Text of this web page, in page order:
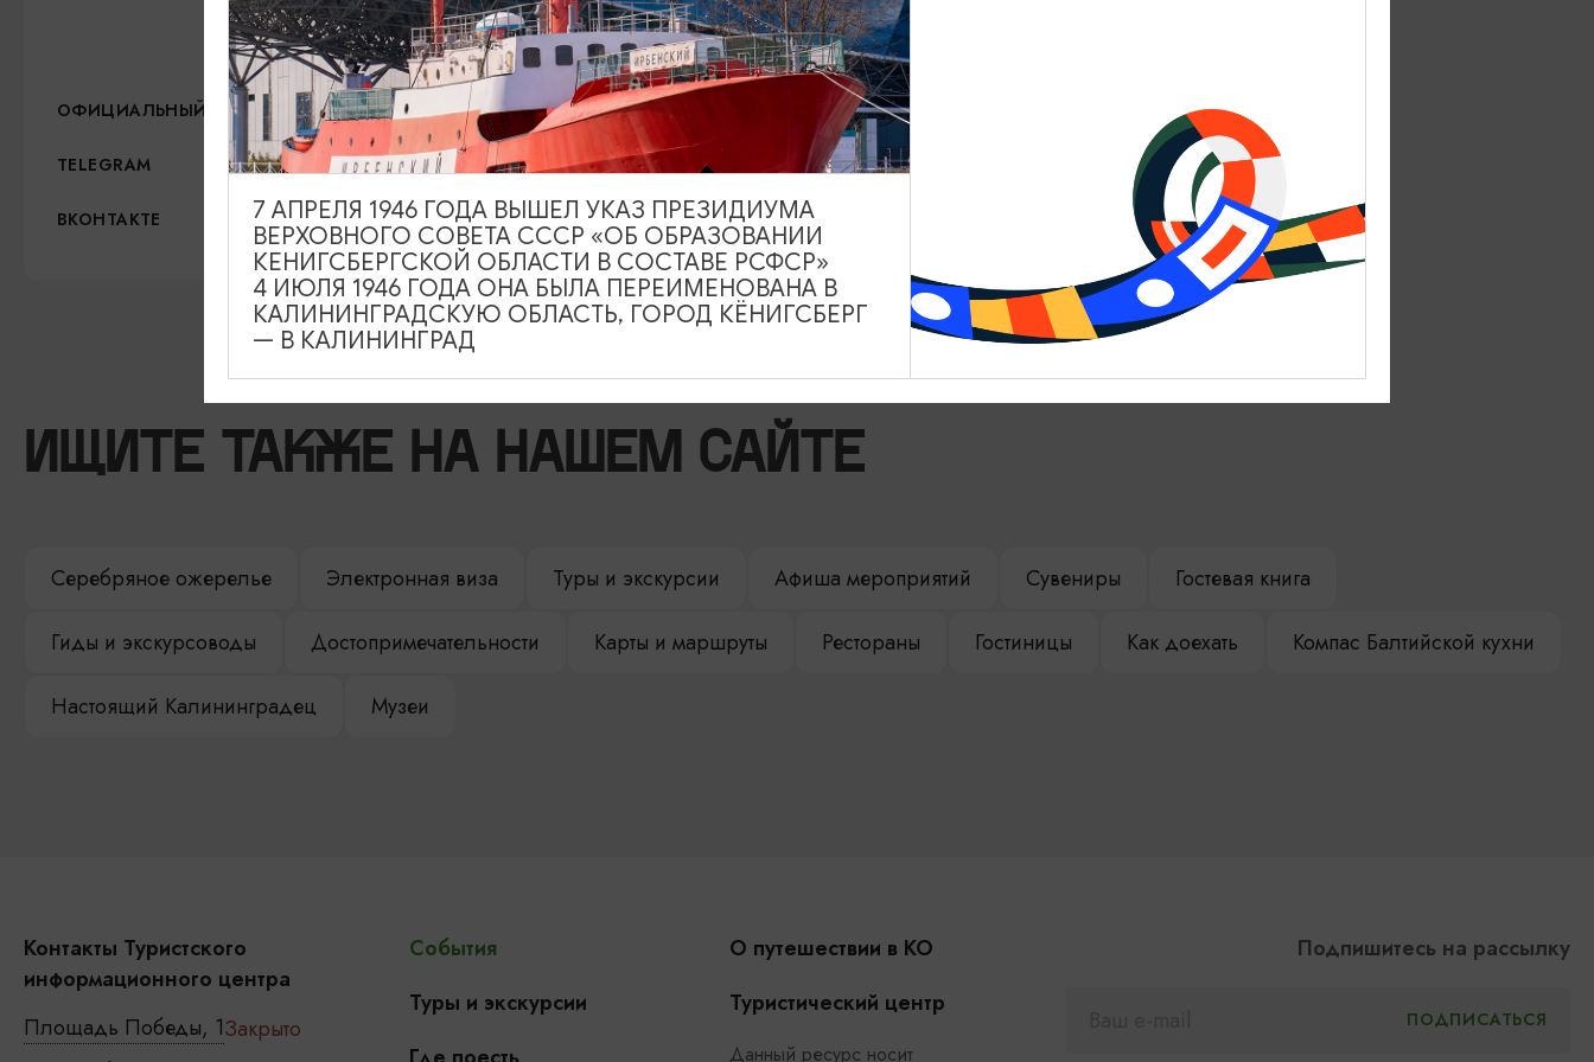
Официальный сайт
ОФИЦИАЛЬНЫЙ САЙТ https://www.kaliningradartmuseum.ru/
TELEGRAM https://t.me/kaliningradartmuseum
ВКОНТАКТЕ https://vk.com/kaliningradartmuseum
ИЩИТЕ ТАКЖЕ НА НАШЕМ САЙТЕ
Серебряное ожерелье Электронная виза Туры и экскурсии Афиша мероприятий Сувениры Гостевая книга
Гиды и экскурсоводы Достопримечательности Карты и маршруты Рестораны Гостиницы Как доехать Компас Балтийской кухни
Настоящий Калининградец Музеи
Контакты Туристского
информационного центра
Площадь Победы, 1Закрыто
События
Туры и экскурсии
О путешествии в КО
Туристический центр
Данный ресурс носит
Подпишитесь на рассылку
7 АПРЕЛЯ 1946 ГОДА ВЫШЕЛ УКАЗ ПРЕЗИДИУМА
ВЕРХОВНОГО СОВЕТА СССР «ОБ ОБРАЗОВАНИИ
КЕНИГСБЕРГСКОЙ ОБЛАСТИ В СОСТАВЕ РСФСР»
4 ИЮЛЯ 1946 ГОДА ОНА БЫЛА ПЕРЕИМЕНОВАНА В
КАЛИНИНГРАДСКУЮ ОБЛАСТЬ, ГОРОД КЁНИГСБЕРГ
— В КАЛИНИНГРАД